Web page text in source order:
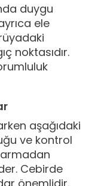
duygu
ele
noktasıdır.
aşağıdaki
ve kontrol
Cebirde